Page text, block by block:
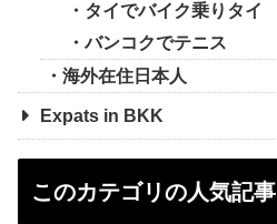
タイでバイク乗りタイ
バンコクでテニス
海外在住日本人
Expats in BKK
このカテゴリの人気記事